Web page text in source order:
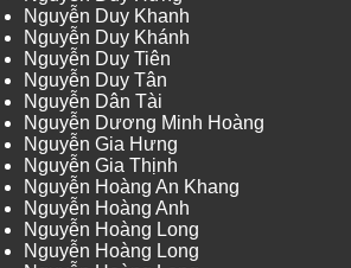
Nguyễn Duy Khanh
Nguyễn Duy Khánh
Nguyễn Duy Tiên
Nguyễn Duy Tân
Nguyễn Dân Tài
Nguyễn Dương Minh Hoàng
Nguyễn Gia Hưng
Nguyễn Gia Thịnh
Nguyễn Hoàng An Khang
Nguyễn Hoàng Anh
Nguyễn Hoàng Long
Nguyễn Hoàng Long